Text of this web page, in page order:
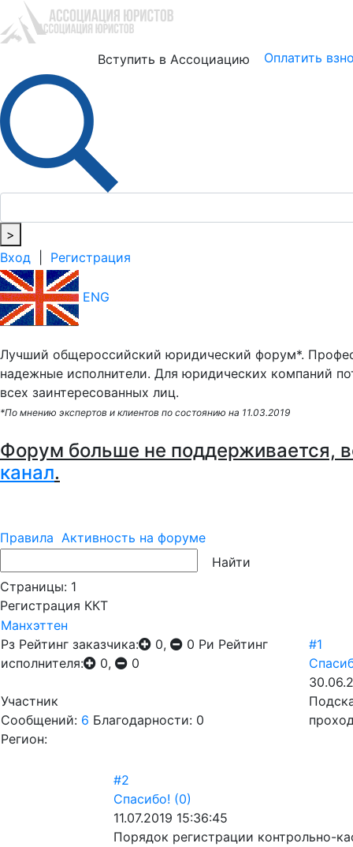
Вступить в Ассоциацию Оплатить
>
Вход
Регистрация
ENG
Лучший общероссийский юридический форум*.
надежные исполнители. Для юридических компаний
всех заинтересованных лиц.
*По мнению экспертов и клиентов по состоянию на 11.03.2019
Форум больше не поддерживается,
канал.
Правила Активность на форуме
Страницы: 1
Регистрация ККТ
Манхэттен
Рз Рейтинг заказчика: 0, 0 Ри Рейтинг
исполнителя:
0, 0
Участник
Сообщений: 6 Благодарности: 0
Регион:
#1
#2
Спасибо! (0)
11.07.2019 15:36:45
Порядок регистрации контрольно-